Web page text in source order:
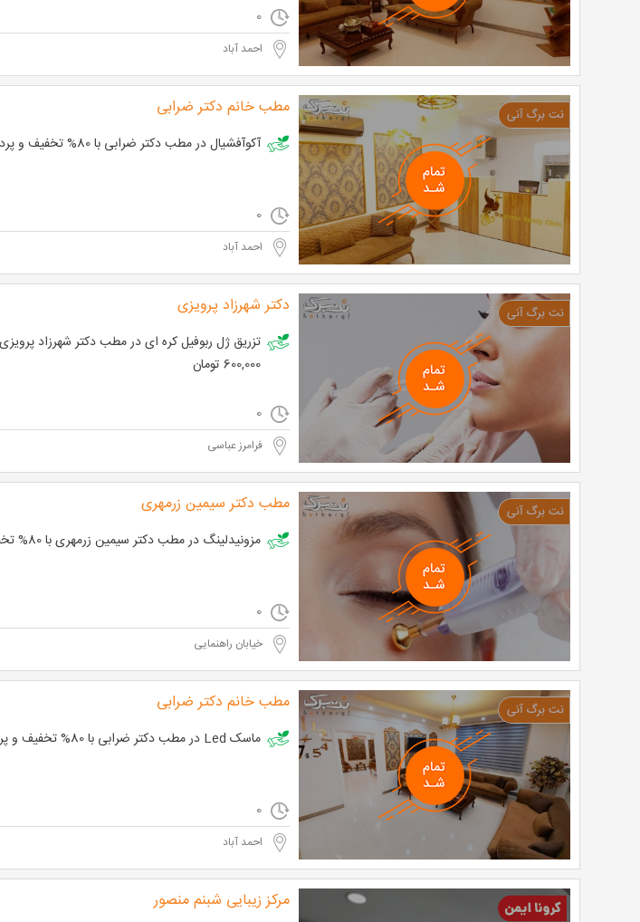
0
احمد آباد
مطب خانم دکتر ضرابی
آکوآفشیال در مطب دکتر ضرابی با 80% تخفیف و پرداخت تنها 50,000 تومان به جای 250,000 تومان
0
احمد آباد
دکتر شهرزاد پرویزی
600,000 تومان
0
فرامرز عباسی
مطب دکتر سیمین زرمهری
مزونیدلینگ در مطب دکتر سیمین زرمهری با 80% تخفیف و پرداخت تنها 50,000 تومان به جای 250,000 تومان
0
خیابان راهنمایی
مطب خانم دکتر ضرابی
ماسک Led در مطب دکتر ضرابی با 80% تخفیف و پرداخت تنها 24,000 تومان به جای 120,000 تومان
0
احمد آباد
مرکز زیبایی شبنم منصور